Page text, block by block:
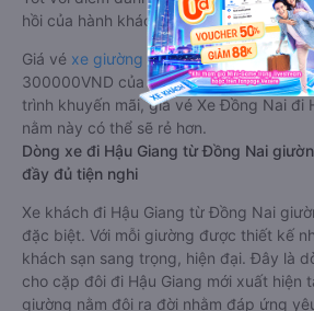
hồi của hành khách Xe về Hậu Giang từ
Giá vé xe giường nằm đi Hậu Giang từ
300000VND của hãng xe Tuấn Hiệp.
trình khuyến mãi, giá vé Xe Đồng Nai đi
nằm này có thể sẽ rẻ hơn.
Dòng xe đi Hậu Giang từ Đồng Nai
đầy đủ tiện nghi
Xe khách đi Hậu Giang từ Đồng Nai
đặc biệt. Với mỗi giường được thiết kế
khách sạn sang trọng, hiện đại. Đây là
cho cặp đôi đi Hậu Giang mới xuất hiện
giường nằm đôi ra đời nhằm đáp ứng